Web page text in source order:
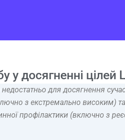
у досягненні
для досягнення
з екстремально високим)
профілактики (включно з